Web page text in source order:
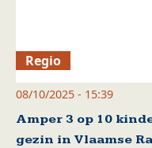
Regio
08/10/2025 - 15:39
Amper 3 op 10
gezin in Vlaamse